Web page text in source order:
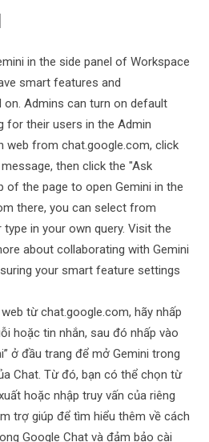
in the side panel of Workspace
smart features and
on. Admins can turn on default
for their users in the Admin
web from chat.google.com, click
then click the "Ask
of the page to open Gemini in the
there, you can select from
in your own query. Visit the
about collaborating with Gemini
your smart feature settings
từ chat.google.com, hãy nhấp
hoặc tin nhắn, sau đó nhấp vào
ở đầu trang để mở Gemini trong
Chat. Từ đó, bạn có thể chọn từ
hoặc nhập truy vấn của riêng
trợ giúp để tìm hiểu thêm về cách
Google Chat và đảm bảo cài